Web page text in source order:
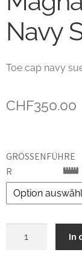
Unsere marken
Navy
Toe cap navy
CHF350.00
GRÖSSENFÜHRER
In